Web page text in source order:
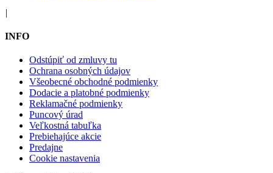
|
INFO
Odstúpiť od zmluvy tu
Ochrana osobných údajov
Všeobecné obchodné podmienky
Dodacie a platobné podmienky
Reklamačné podmienky
Puncový úrad
Veľkostná tabuľka
Prebiehajúce akcie
Predajne
Cookie nastavenia